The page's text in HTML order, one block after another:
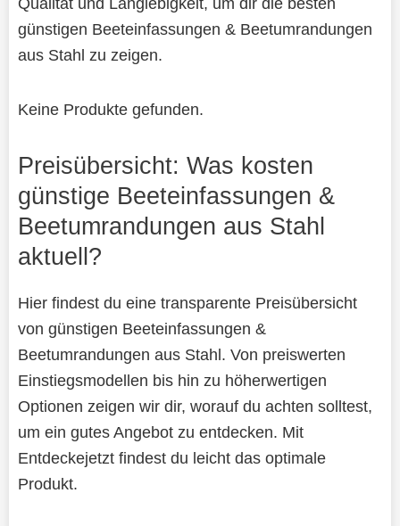
günstigen Beeteinfassungen & Beetumrandungen
aus Stahl zu zeigen.
Keine Produkte gefunden.
Preisübersicht: Was kosten
günstige Beeteinfassungen &
Beetumrandungen aus Stahl
aktuell?
Hier findest du eine transparente Preisübersicht
von günstigen Beeteinfassungen &
Beetumrandungen aus Stahl. Von preiswerten
Einstiegsmodellen bis hin zu höherwertigen
Optionen zeigen wir dir, worauf du achten solltest,
um ein gutes Angebot zu entdecken. Mit
Entdeckejetzt findest du leicht das optimale
Produkt.